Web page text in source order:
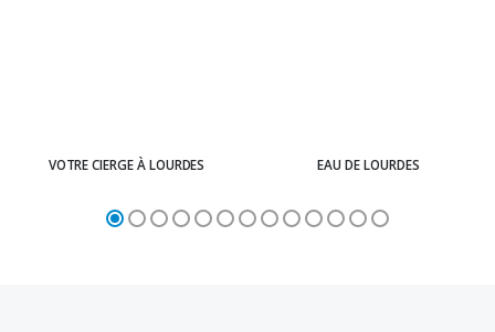
VOTRE CIERGE À LOURDES EAU DE LOURDES